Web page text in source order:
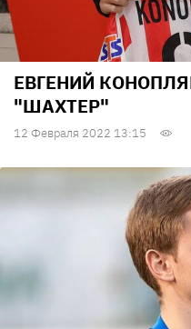
ЕВГЕНИЙ
"ШАХТЕР"
12 Февраля 2022 13:15